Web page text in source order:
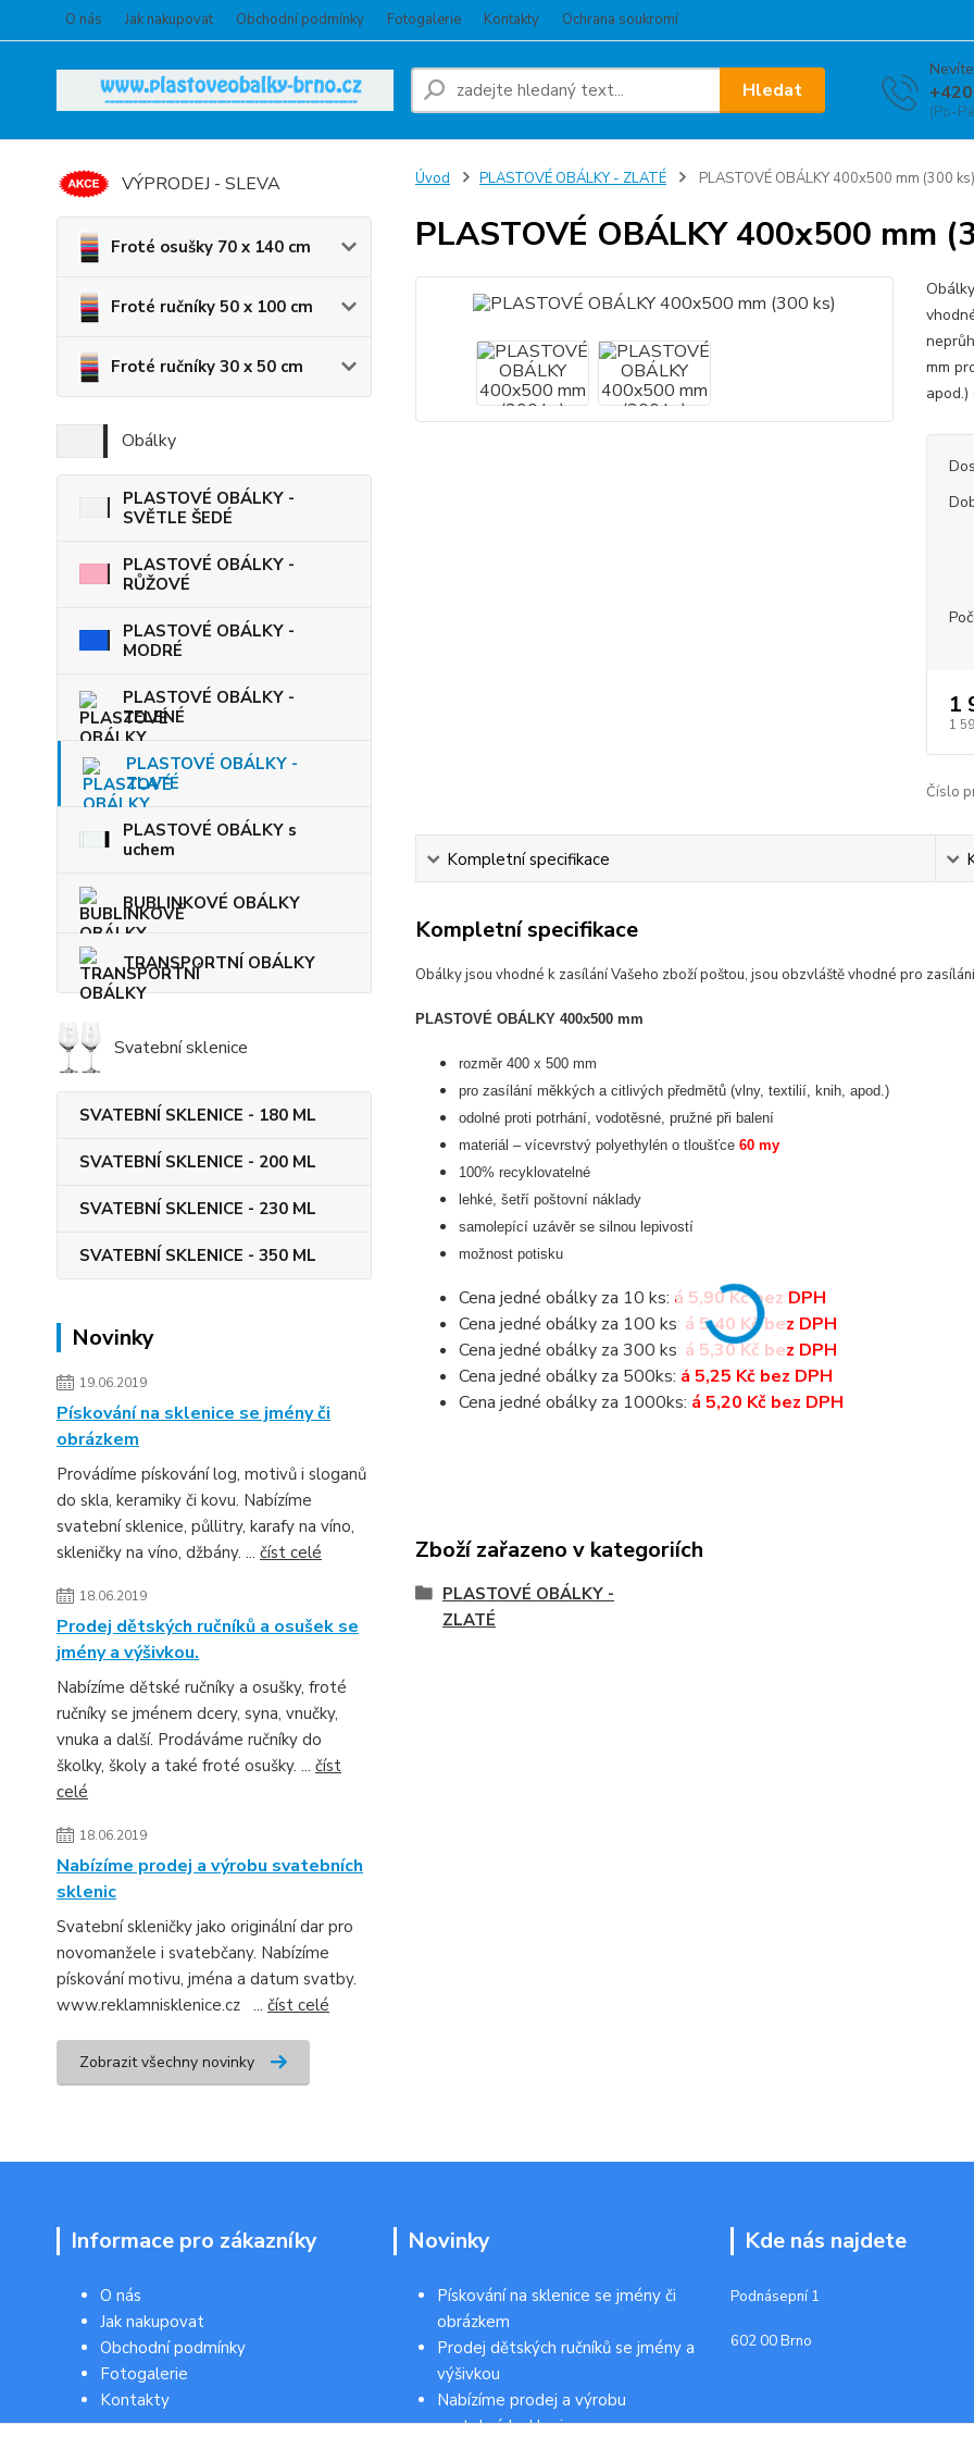
O nás Jak nakupovat Obchodní podmínky Fotogalerie Kontakty Ochrana soukromí
Hledat
(Po-
VÝPRODEJ - SLEVA
Froté osušky 70 x 140 cm
Froté ručníky 50 x 100 cm
Froté ručníky 30 x 50 cm
Obálky
PLASTOVÉ OBÁLKY -
SVĚTLE ŠEDÉ
PLASTOVÉ OBÁLKY -
RŮŽOVÉ
PLASTOVÉ OBÁLKY -
MODRÉ
PLASTOVÉ OBÁLKY -
ZELENÉ
PLASTOVÉ OBÁLKY -
ZLATÉ
PLASTOVÉ OBÁLKY s
uchem
BUBLINKOVÉ OBÁLKY
TRANSPORTNÍ OBÁLKY
Svatební sklenice
SVATEBNÍ SKLENICE - 180 ML
SVATEBNÍ SKLENICE - 200 ML
SVATEBNÍ SKLENICE - 230 ML
SVATEBNÍ SKLENICE - 350 ML
Novinky
19.06.2019
Pískování na sklenice se jmény či
obrázkem
Provádíme pískování log, motivů i sloganů
do skla, keramiky či kovu. Nabízíme
svatební sklenice, půllitry, karafy na víno,
skleničky na víno, džbány. ... číst celé
18.06.2019
Prodej dětských ručníků a osušek se
jmény a výšivkou.
Nabízíme dětské ručníky a osušky, froté
ručníky se jménem dcery, syna, vnučky,
vnuka a další. Prodáváme ručníky do
školky, školy a také froté osušky. ... číst
celé
18.06.2019
Nabízíme prodej a výrobu svatebních
sklenic
Svatební skleničky jako originální dar pro
novomanžele i svatebčany. Nabízíme
pískování motivu, jména a datum svatby.
www.reklamnisklenice.cz ... číst celé
Zobrazit všechny novinky
Úvod PLASTOVÉ OBÁLKY - ZLATÉ PLASTOVÉ OBÁLKY 400x500 mm (300 ks)
PLASTOVÉ OBÁLKY 400x500 mm
mm
1
1
Číslo
Kompletní specifikace
Kompletní specifikace
Obálky jsou vhodné k zasílání Vašeho zboží poštou, jsou obzvláště vhodné pro
PLASTOVÉ OBÁLKY 400x500 mm
rozměr 400 x 500 mm
pro zasílání měkkých a citlivých předmětů (vlny, textilií, knih, apod.)
odolné proti potrhání, vodotěsné, pružné při balení
materiál – vícevrstvý polyethylén o tloušťce 60 my
100% recyklovatelné
lehké, šetří poštovní náklady
samolepící uzávěr se silnou lepivostí
možnost potisku
Cena jedné obálky za 10 ks: á 5,90 Kč bez DPH
Cena jedné obálky za 100 ks: á 5,40 Kč bez DPH
Cena jedné obálky za 300 ks: á 5,30 Kč bez DPH
Cena jedné obálky za 500ks: á 5,25 Kč bez DPH
Cena jedné obálky za 1000ks: á 5,20 Kč bez DPH
Zboží zařazeno v kategoriích
PLASTOVÉ OBÁLKY -
ZLATÉ
Informace pro zákazníky
O nás
Jak nakupovat
Obchodní podmínky
Fotogalerie
Kontakty
Novinky
Pískování na sklenice se jmény či
obrázkem
Prodej dětských ručníků se jmény a
výšivkou
Nabízíme prodej a výrobu
svatebních sklenic
Kde nás najdete
Podnásepní 1
602 00 Brno